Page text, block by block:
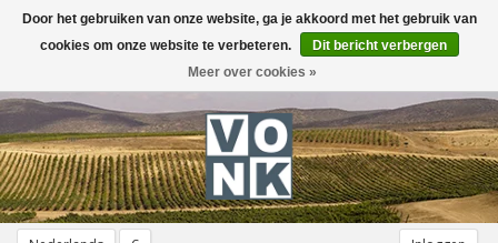
Toggle
navigation
Door het gebruiken van onze website, ga je akkoord met het gebruik van
cookies om onze website te verbeteren.
Dit bericht verbergen
Meer over cookies »